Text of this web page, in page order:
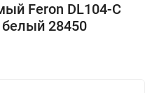
Feron DL104-C
28450